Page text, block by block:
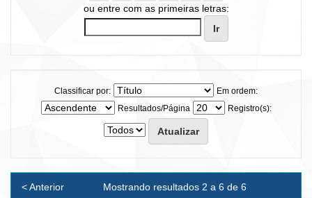
ou entre com as primeiras letras:
Classificar por:
Em ordem:
Resultados/Página
Registro(s):
Mostrando resultados 2 a 6 de 6
< Anterior